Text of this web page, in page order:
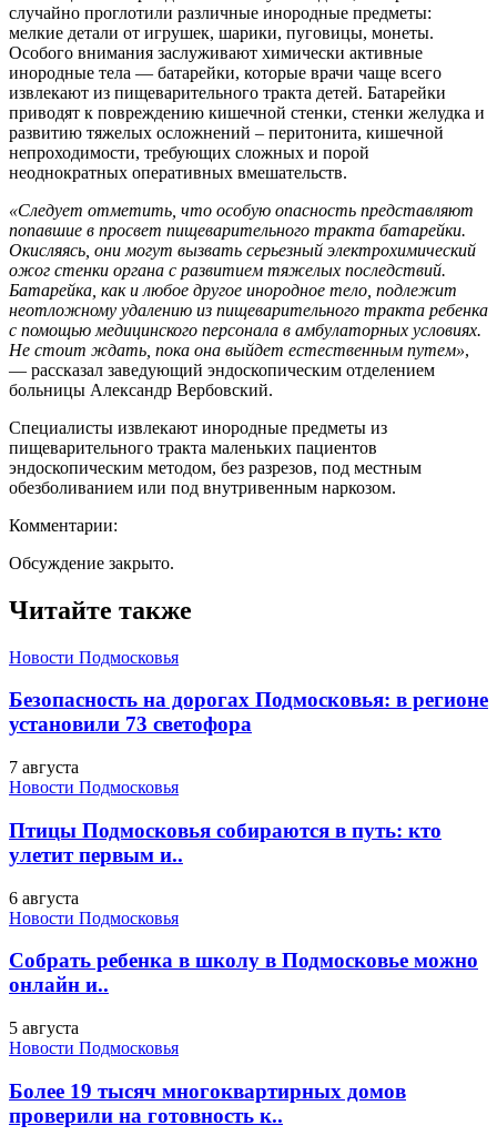
случайно проглотили различные инородные предметы:
мелкие детали от игрушек, шарики, пуговицы, монеты.
Особого внимания заслуживают химически активные
инородные тела — батарейки, которые врачи чаще всего
извлекают из пищеварительного тракта детей. Батарейки
приводят к повреждению кишечной стенки, стенки желудка и
развитию тяжелых осложнений – перитонита, кишечной
непроходимости, требующих сложных и порой
неоднократных оперативных вмешательств.
«Следует отметить, что особую опасность представляют
попавшие в просвет пищеварительного тракта батарейки.
Окисляясь, они могут вызвать серьезный электрохимический
ожог стенки органа с развитием тяжелых последствий.
Батарейка, как и любое другое инородное тело, подлежит
неотложному удалению из пищеварительного тракта ребенка
с помощью медицинского персонала в амбулаторных условиях.
Не стоит ждать, пока она выйдет естественным путем»,
— рассказал заведующий эндоскопическим отделением
больницы Александр Вербовский.
Специалисты извлекают инородные предметы из
пищеварительного тракта маленьких пациентов
эндоскопическим методом, без разрезов, под местным
обезболиванием или под внутривенным наркозом.
Комментарии:
Обсуждение закрыто.
Читайте также
Новости Подмосковья
Безопасность на дорогах Подмосковья: в регионе
установили 73 светофора
7 августа
Новости Подмосковья
Птицы Подмосковья собираются в путь: кто
улетит первым и..
6 августа
Новости Подмосковья
Собрать ребенка в школу в Подмосковье можно
онлайн и..
5 августа
Новости Подмосковья
Более 19 тысяч многоквартирных домов
проверили на готовность к..